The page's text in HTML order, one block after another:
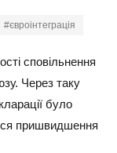
#євроінтеграція
сповільнення
Через таку
було
пришвидшення